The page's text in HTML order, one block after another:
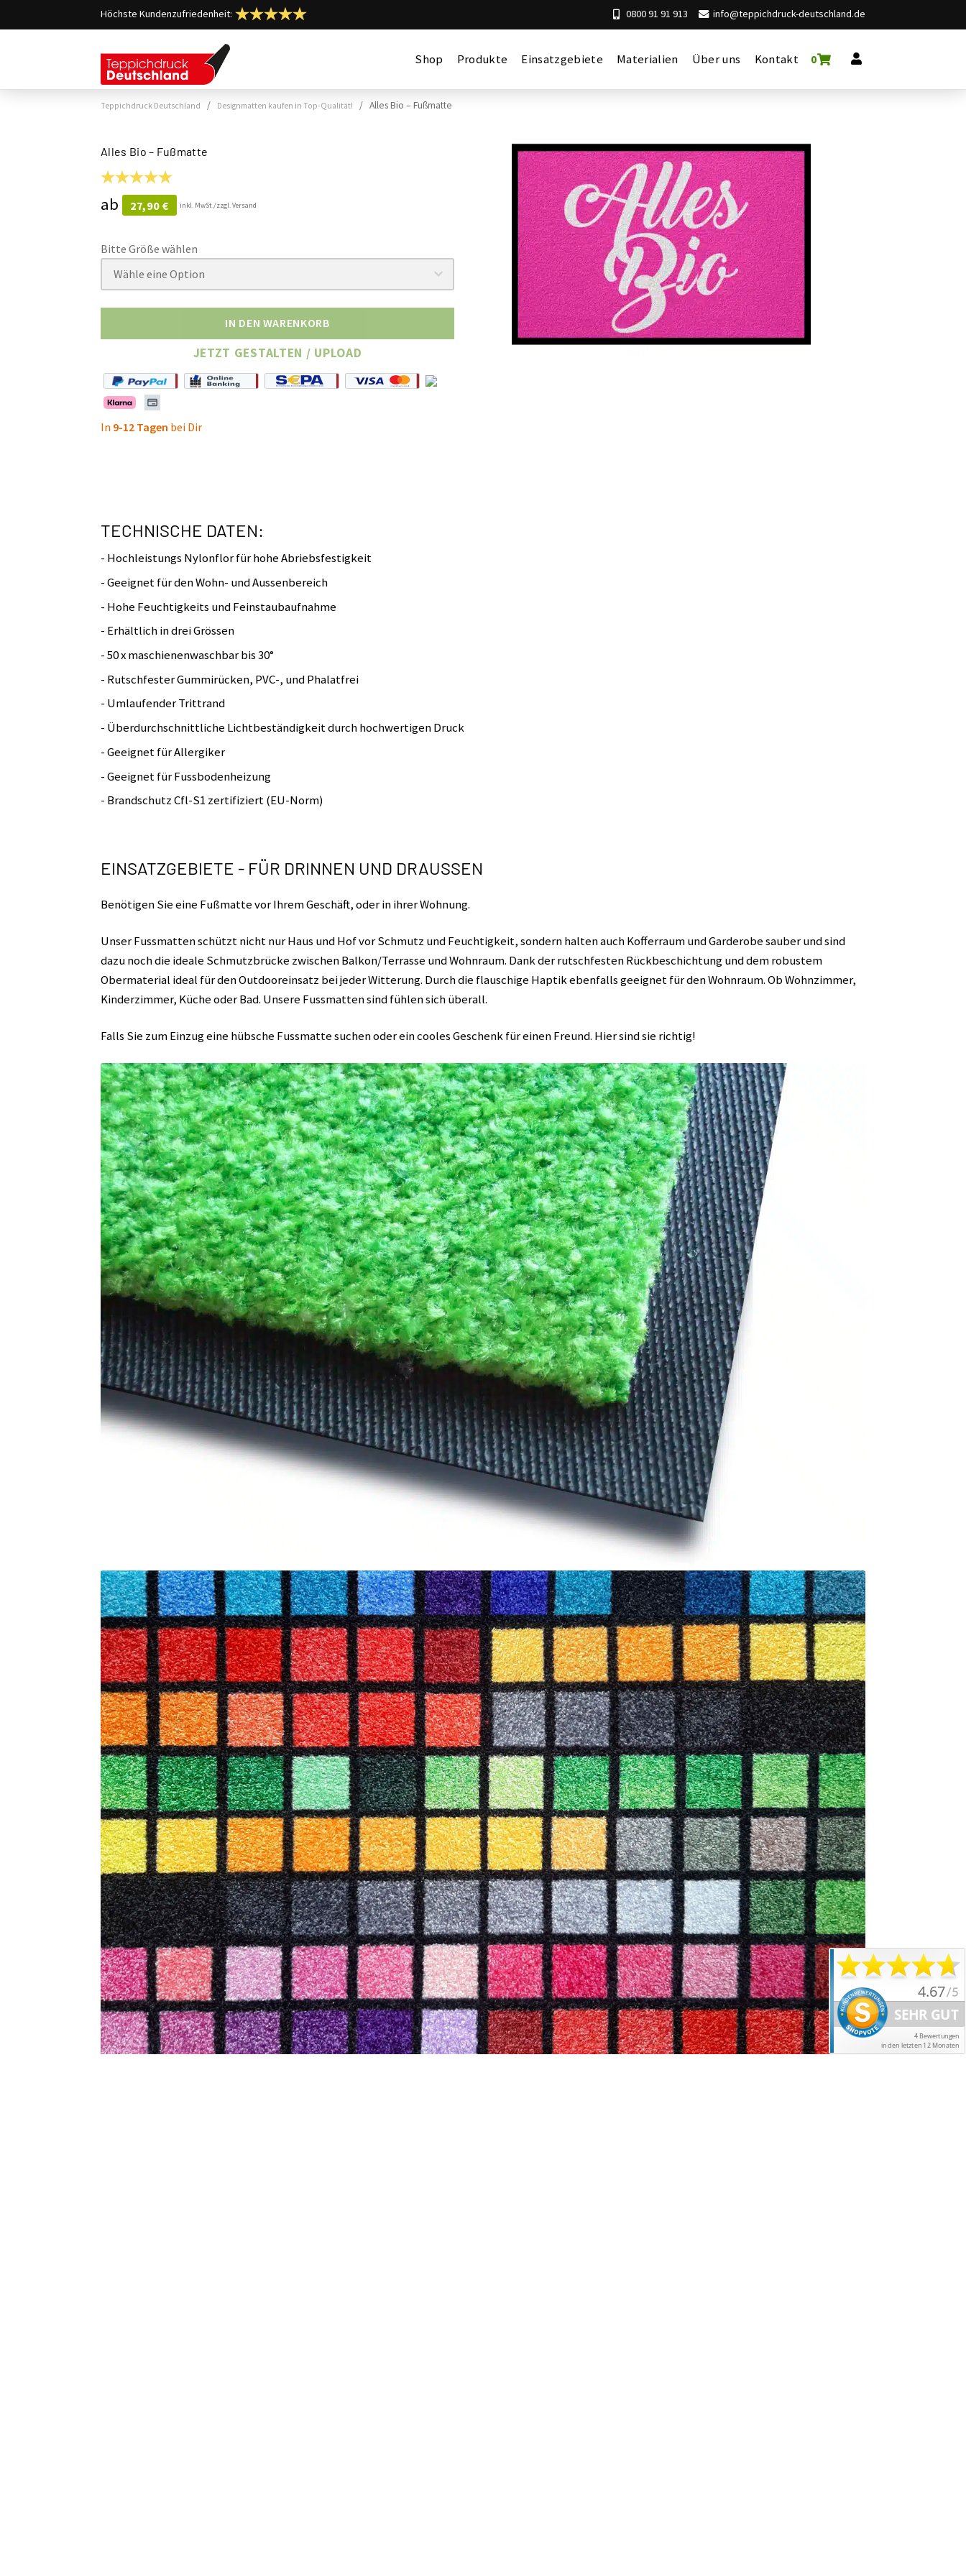
Höchste Kundenzufriedenheit: 0800 91 91 913 info@teppichdruck-deutschland.de
Shop Produkte Einsatzgebiete Materialien Über uns Kontakt 0
Teppichdruck Deutschland / Designmatten kaufen in Top-Qualität! / Alles Bio – Fußmatte
Alles Bio – Fußmatte
ab 27,90 €
In 9-12 Tagen bei Dir
JETZT GESTALTEN / UPLOAD
IN DEN WARENKORB
TECHNISCHE DATEN:
- Hochleistungs Nylonflor für hohe Abriebsfestigkeit
- Geeignet für den Wohn- und Aussenbereich
- Hohe Feuchtigkeits und Feinstaubaufnahme
- Erhältlich in drei Grössen
- 50 x maschienenwaschbar bis 30°
- Rutschfester Gummirücken, PVC-, und Phalatfrei
- Umlaufender Trittrand
- Überdurchschnittliche Lichtbeständigkeit durch hochwertigen Druck
- Geeignet für Allergiker
- Geeignet für Fussbodenheizung
- Brandschutz Cfl-S1 zertifiziert (EU-Norm)
EINSATZGEBIETE - FÜR DRINNEN UND DRAUSSEN
Benötigen Sie eine Fußmatte vor Ihrem Geschäft, oder in ihrer Wohnung.
Unser Fussmatten schützt nicht nur Haus und Hof vor Schmutz und Feuchtigkeit, sondern halten auch Kofferraum und Garderobe sauber und sind
dazu noch die ideale Schmutzbrücke zwischen Balkon/Terrasse und Wohnraum. Dank der rutschfesten Rückbeschichtung und dem robustem
Obermaterial ideal für den Outdooreinsatz bei jeder Witterung. Durch die flauschige Haptik ebenfalls geeignet für den Wohnraum. Ob Wohnzimmer,
Kinderzimmer, Küche oder Bad. Unsere Fussmatten sind fühlen sich überall.
Falls Sie zum Einzug eine hübsche Fussmatte suchen oder ein cooles Geschenk für einen Freund. Hier sind sie richtig!